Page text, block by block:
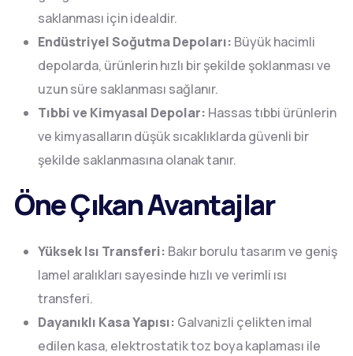
saklanması için idealdir.
Endüstriyel Soğutma Depoları: Büyük hacimli
depolarda, ürünlerin hızlı bir şekilde şoklanması ve
uzun süre saklanması sağlanır.
Tıbbi ve Kimyasal Depolar: Hassas tıbbi ürünlerin
ve kimyasalların düşük sıcaklıklarda güvenli bir
şekilde saklanmasına olanak tanır.
Öne Çıkan Avantajlar
Yüksek Isı Transferi: Bakır borulu tasarım ve geniş
lamel aralıkları sayesinde hızlı ve verimli ısı
transferi.
Dayanıklı Kasa Yapısı: Galvanizli çelikten imal
edilen kasa, elektrostatik toz boya kaplaması ile